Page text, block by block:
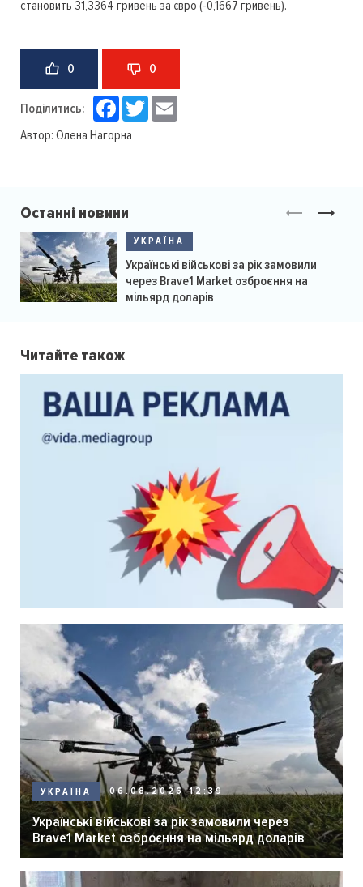
становить 31,3364 гривень за євро (-0,1667 гривень).
0 0
Поділитись: Facebook
Twitter
Автор: Олена Нагорна
Останні новини
УКРАЇНА
Українські військові за рік замовили
через Brave1 Market озброєння на
мільярд доларів
Читайте також
УКРАЇНА 06.08.2026 12:39
Українські військові за рік замовили через
Brave1 Market озброєння на мільярд доларів